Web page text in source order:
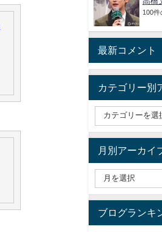
100件
最新コメント
カテゴリー別
月別アーカイ
ブログランキ